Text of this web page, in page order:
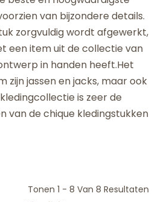
van bijzondere details.
zorgvuldig wordt afgewerkt,
een item uit de collectie van
in handen heeft.Het
zijn jassen en jacks, maar ook
is zeer de
van de chique kledingstukken
Tonen 1 - 8 Van 8 Resultaten